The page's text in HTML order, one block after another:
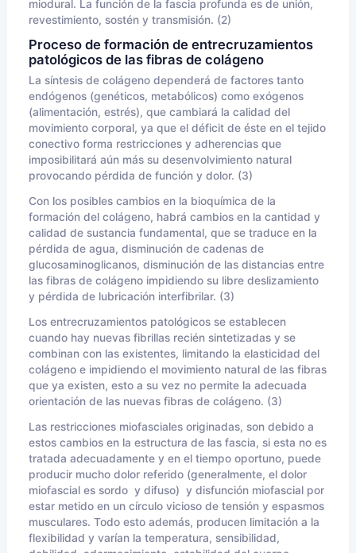
miodural. La función de la fascia profunda es de unión,
revestimiento, sostén y transmisión. (2)
Proceso de formación de entrecruzamientos
patológicos de las fibras de colágeno
La síntesis de colágeno dependerá de factores tanto
endógenos (genéticos, metabólicos) como exógenos
(alimentación, estrés), que cambiará la calidad del
movimiento corporal, ya que el déficit de éste en el tejido
conectivo forma restricciones y adherencias que
imposibilitará aún más su desenvolvimiento natural
provocando pérdida de función y dolor. (3)
Con los posibles cambios en la bioquímica de la
formación del colágeno, habrá cambios en la cantidad y
calidad de sustancia fundamental, que se traduce en la
pérdida de agua, disminución de cadenas de
glucosaminoglicanos, disminución de las distancias entre
las fibras de colágeno impidiendo su libre deslizamiento
y pérdida de lubricación interfibrilar. (3)
Los entrecruzamientos patológicos se establecen
cuando hay nuevas fibrillas recién sintetizadas y se
combinan con las existentes, limitando la elasticidad del
colágeno e impidiendo el movimiento natural de las fibras
que ya existen, esto a su vez no permite la adecuada
orientación de las nuevas fibras de colágeno. (3)
Las restricciones miofasciales originadas, son debido a
estos cambios en la estructura de las fascia, si esta no es
tratada adecuadamente y en el tiempo oportuno, puede
producir mucho dolor referido (generalmente, el dolor
miofascial es sordo y difuso) y disfunción miofascial por
estar metido en un círculo vicioso de tensión y espasmos
musculares. Todo esto además, producen limitación a la
flexibilidad y varían la temperatura, sensibilidad,